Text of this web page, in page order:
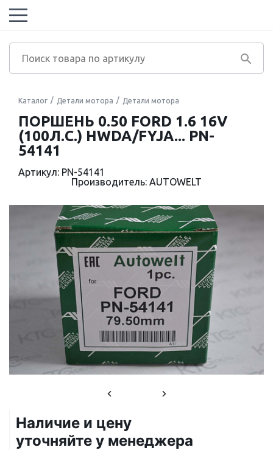
Каталог Детали мотора Детали мотора
ПОРШЕНЬ 0.50 FORD 1.6 16V
(100Л.С.) HWDA/FYJA... PN-
54141
Артикул: PN-54141
Производитель: AUTOWELT
Наличие и цену
уточняйте у менеджера